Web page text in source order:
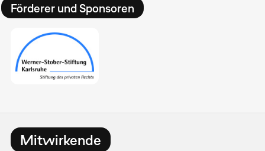
Förderer und Sponsoren
Mitwirkende